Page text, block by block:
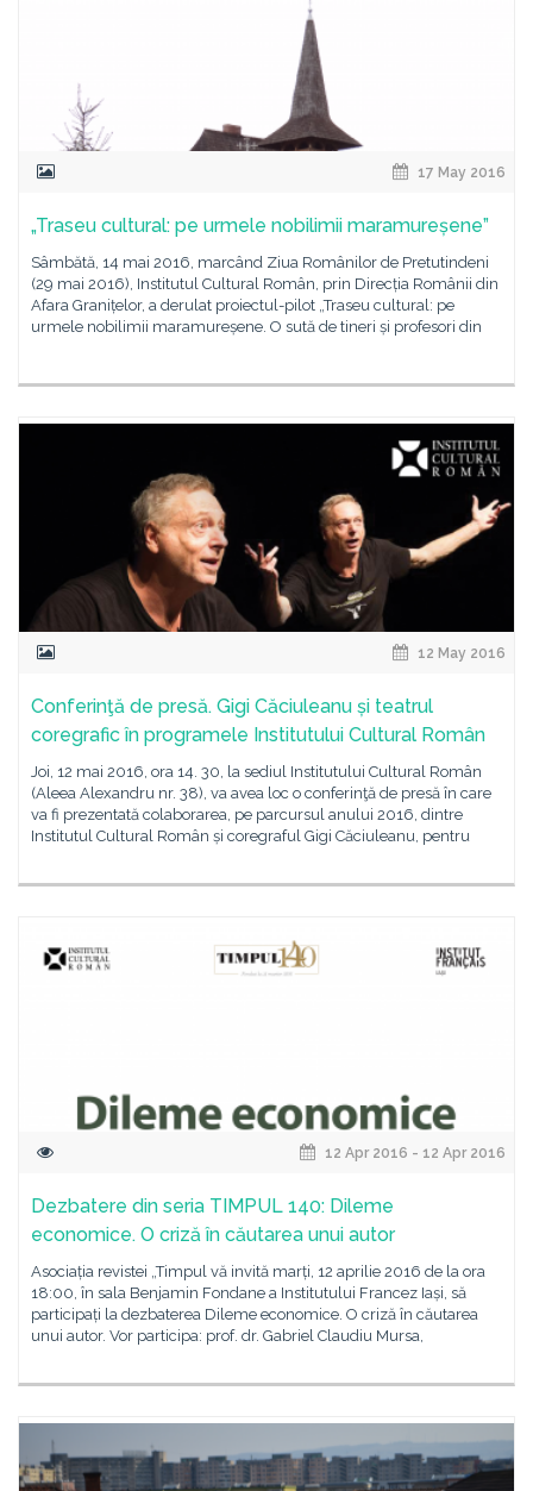
17 May 2016
„Traseu cultural: pe urmele nobilimii maramureșene”
Sâmbătă, 14 mai 2016, marcând Ziua Românilor de Pretutindeni
(29 mai 2016), Institutul Cultural Român, prin Direcția Românii din
Afara Granițelor, a derulat proiectul-pilot „Traseu cultural: pe
urmele nobilimii maramureșene. O sută de tineri și profesori din
12 May 2016
Conferinţă de presă. Gigi Căciuleanu și teatrul
coregrafic în programele Institutului Cultural Român
Joi, 12 mai 2016, ora 14. 30, la sediul Institutului Cultural Român
(Aleea Alexandru nr. 38), va avea loc o conferinţă de presă în care
va fi prezentată colaborarea, pe parcursul anului 2016, dintre
Institutul Cultural Român și coregraful Gigi Căciuleanu, pentru
12 Apr 2016 - 12 Apr 2016
Dezbatere din seria TIMPUL 140: Dileme
economice. O criză în căutarea unui autor
Asociația revistei „Timpul vă invită marți, 12 aprilie 2016 de la ora
18:00, în sala Benjamin Fondane a Institutului Francez Iași, să
participați la dezbaterea Dileme economice. O criză în căutarea
unui autor. Vor participa: prof. dr. Gabriel Claudiu Mursa,